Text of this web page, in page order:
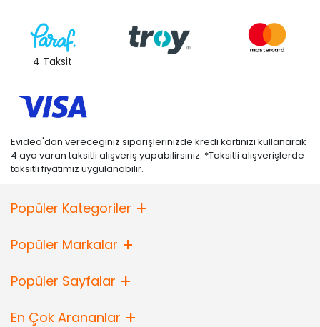
4 Taksit
Evidea'dan vereceğiniz siparişlerinizde kredi kartınızı kullanarak
4 aya varan taksitli alışveriş yapabilirsiniz. *Taksitli alışverişlerde
taksitli fiyatımız uygulanabilir.
Popüler Kategoriler
Popüler Markalar
Popüler Sayfalar
En Çok Arananlar